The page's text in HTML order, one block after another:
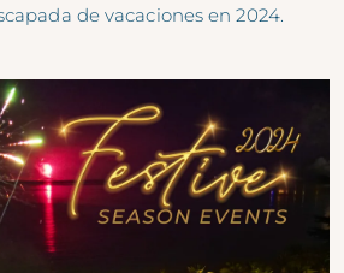
de vacaciones en 2024.